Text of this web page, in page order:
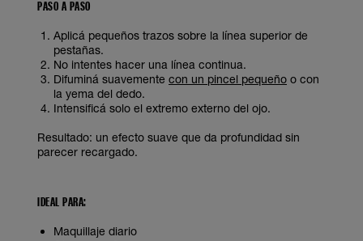
PASO A PASO
Aplicá pequeños trazos sobre la línea superior de
pestañas.
No intentes hacer una línea continua.
Difuminá suavemente con un pincel pequeño o con
la yema del dedo.
Intensificá solo el extremo externo del ojo.
Resultado: un efecto suave que da profundidad sin
parecer recargado.
IDEAL PARA:
Maquillaje diario